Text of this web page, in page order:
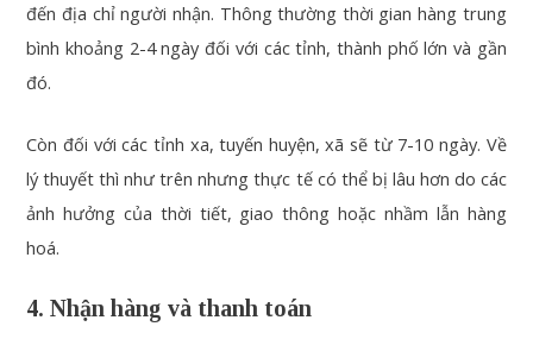
đến địa chỉ người nhận. Thông thường thời gian hàng trung
bình khoảng 2-4 ngày đối với các tỉnh, thành phố lớn và gần
đó.
Còn đối với các tỉnh xa, tuyến huyện, xã sẽ từ 7-10 ngày. Về
lý thuyết thì như trên nhưng thực tế có thể bị lâu hơn do các
ảnh hưởng của thời tiết, giao thông hoặc nhầm lẫn hàng
hoá.
4. Nhận hàng và thanh toán